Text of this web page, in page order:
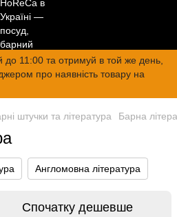
до 11:00 та отримуй в той же день,
про наявність товару на
штучки та література Барна
Англомовна література
Спочатку дешевше